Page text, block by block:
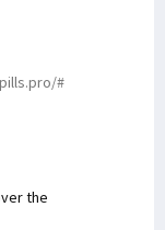
#
the